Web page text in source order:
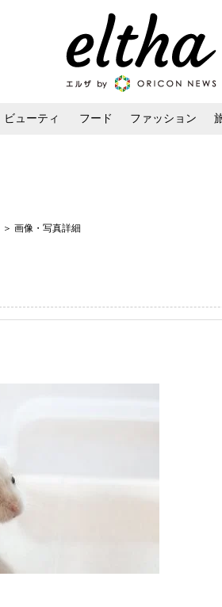
ビューティ フード ファッション
＞ 画像・写真詳細